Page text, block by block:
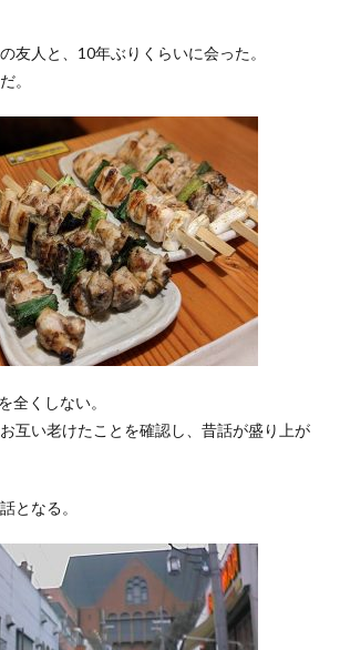
友人と、10年ぶりくらいに会った。
。
全くしない。
互い老けたことを確認し、昔話が盛り上が
となる。